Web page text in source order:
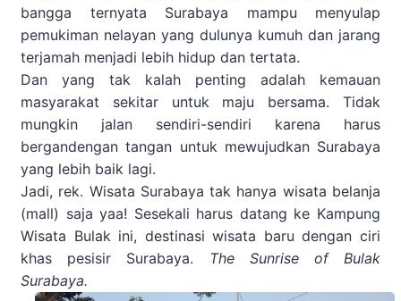
bangga ternyata Surabaya mampu menyulap
pemukiman nelayan yang dulunya kumuh dan jarang
terjamah menjadi lebih hidup dan tertata.
Dan yang tak kalah penting adalah kemauan
masyarakat sekitar untuk maju bersama. Tidak
mungkin jalan sendiri-sendiri karena harus
bergandengan tangan untuk mewujudkan Surabaya
yang lebih baik lagi.
Jadi, rek. Wisata Surabaya tak hanya wisata belanja
(mall) saja yaa! Sesekali harus datang ke Kampung
Wisata Bulak ini, destinasi wisata baru dengan ciri
khas pesisir Surabaya. The Sunrise of Bulak
Surabaya.